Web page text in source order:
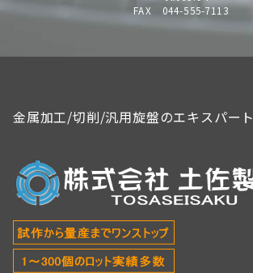
FAX 044-555-7113
金属加工/切削/汎用旋盤のエキスパート